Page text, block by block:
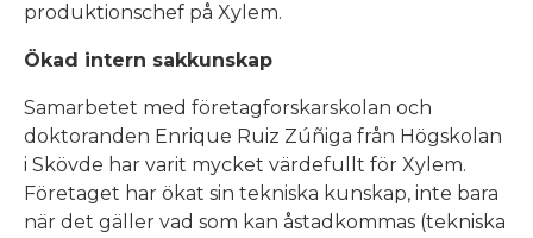
produktionschef på Xylem.
Ökad intern sakkunskap
Samarbetet med företagforskarskolan och
doktoranden Enrique Ruiz Zúñiga från Högskolan
i Skövde har varit mycket värdefullt för Xylem.
Företaget har ökat sin tekniska kunskap, inte bara
när det gäller vad som kan åstadkommas (tekniska